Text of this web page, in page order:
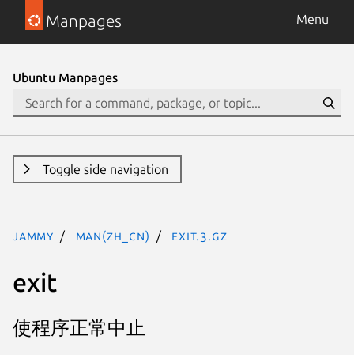
Manpages Menu
Ubuntu Manpages
Toggle side navigation
jammy man(zh_CN) exit.3.gz
exit
使程序正常中止